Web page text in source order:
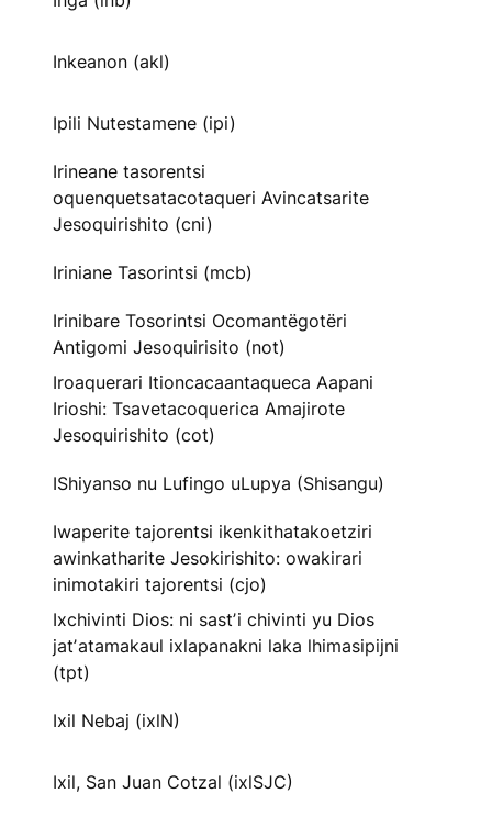
Inkeanon (akl)
Ipili Nutestamene (ipi)
Irineane tasorentsi
oquenquetsatacotaqueri Avincatsarite
Jesoquirishito (cni)
Iriniane Tasorintsi (mcb)
Irinibare Tosorintsi Ocomantëgotëri
Antigomi Jesoquirisito (not)
Iroaquerari Itioncacaantaqueca Aapani
Irioshi: Tsavetacoquerica Amajirote
Jesoquirishito (cot)
IShiyanso nu Lufingo uLupya (Shisangu)
Iwaperite tajorentsi ikenkithatakoetziri
awinkatharite Jesokirishito: owakirari
inimotakiri tajorentsi (cjo)
Ixchivinti Dios: ni sastʼi chivinti yu Dios
jatʼatamakaul ixlapanakni laka lhimasipijni
(tpt)
Ixil Nebaj (ixlN)
Ixil, San Juan Cotzal (ixlSJC)